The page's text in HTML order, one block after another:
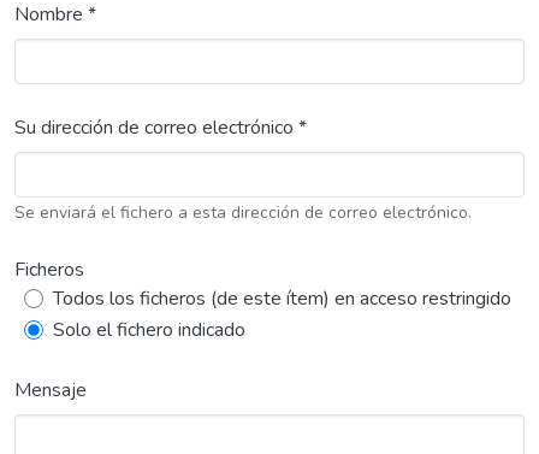
Nombre *
Su dirección de correo electrónico *
Se enviará el fichero a esta dirección de correo electrónico.
Ficheros
Todos los ficheros (de este ítem) en acceso restringido
Solo el fichero indicado
Mensaje